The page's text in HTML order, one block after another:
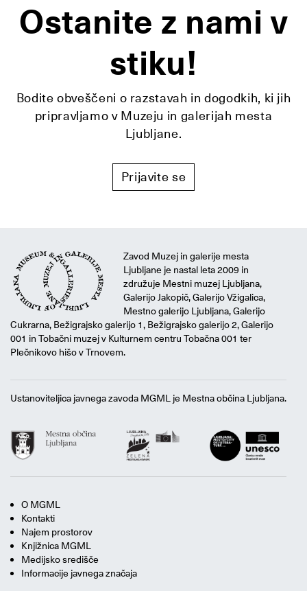
Ostanite z nami v
stiku!
Bodite obveščeni o razstavah in dogodkih, ki jih
pripravljamo v Muzeju in galerijah mesta
Ljubljane.
Prijavite se
Zavod Muzej in galerije mesta
Ljubljane je nastal leta 2009 in
združuje Mestni muzej Ljubljana,
Galerijo Jakopič, Galerijo Vžigalica,
Mestno galerijo Ljubljana, Galerijo
Cukrarna, Bežigrajsko galerijo 1, Bežigrajsko galerijo 2, Galerijo
001 in Tobačni muzej v Kulturnem centru Tobačna 001 ter
Plečnikovo hišo v Trnovem.
Ustanoviteljica javnega zavoda MGML je Mestna občina Ljubljana.
O MGML
Kontakti
Najem prostorov
Knjižnica MGML
Medijsko središče
Informacije javnega značaja